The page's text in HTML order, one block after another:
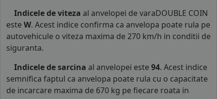
Indicele de viteza al anvelopei de varaDOUBLE COIN
este W. Acest indice confirma ca anvelopa poate rula pe
autovehicule o viteza maxima de 270 km/h in conditii de
siguranta.
Indicele de sarcina al anvelopei este 94. Acest indice
semnifica faptul ca anvelopa poate rula cu o capacitate
de incarcare maxima de 670 kg pe fiecare roata in